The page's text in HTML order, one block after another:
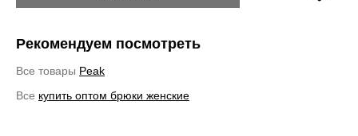
Рекомендуем посмотреть
Все товары Peak
Все купить оптом брюки женские